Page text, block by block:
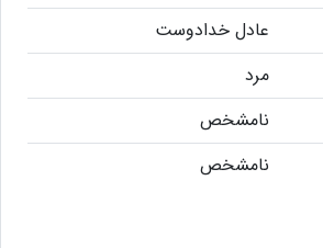
عادل خدادوست
مرد
نامشخص
نامشخص